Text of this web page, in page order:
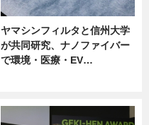
ヤマシンフィルタと信州大学
が共同研究、ナノファイバー
で環境・医療・EV…